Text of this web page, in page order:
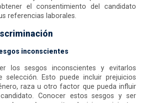
el consentimiento del candidato
referencias laborales.
inconscientes
los sesgos inconscientes y evitarlos
selección. Esto puede incluir prejuicios
raza u otro factor que pueda influir
Conocer estos sesgos y ser